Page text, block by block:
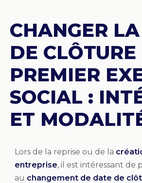
CHANGER
DE CLÔTURE
PREMIER
SOCIAL :
ET
Lors de la reprise ou de la
entreprise, il est intéressant de
au changement de date de